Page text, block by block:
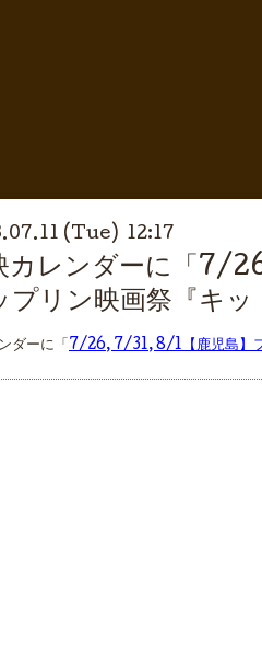
(Tue) 12:17
カレンダーに「7/
プリン映画祭『キ
ダーに「 7/26, 7/31, 8/1【鹿児島】フ